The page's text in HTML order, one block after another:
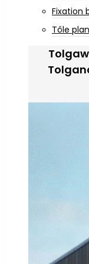
Fixation
Tôle